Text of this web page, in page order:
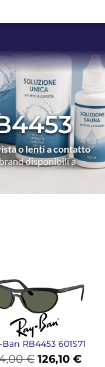
o lenti a contatto
disponibili a
Ban RB4453 601S71
€ 126,10 €